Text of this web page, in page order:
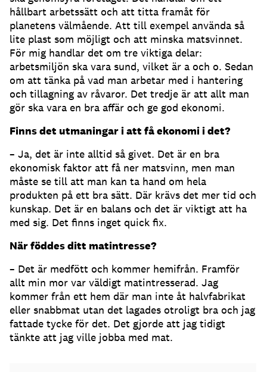
hållbart arbetssätt och att titta framåt för
planetens välmående. Att till exempel använda så
lite plast som möjligt och att minska matsvinnet.
För mig handlar det om tre viktiga delar:
arbetsmiljön ska vara sund, vilket är a och o. Sedan
om att tänka på vad man arbetar med i hantering
och tillagning av råvaror. Det tredje är att allt man
gör ska vara en bra affär och ge god ekonomi.
Finns det utmaningar i att få ekonomi i det?
– Ja, det är inte alltid så givet. Det är en bra
ekonomisk faktor att få ner matsvinn, men man
måste se till att man kan ta hand om hela
produkten på ett bra sätt. Där krävs det mer tid och
kunskap. Det är en balans och det är viktigt att ha
med sig. Det finns inget quick fix.
När föddes ditt matintresse?
– Det är medfött och kommer hemifrån. Framför
allt min mor var väldigt matintresserad. Jag
kommer från ett hem där man inte åt halvfabrikat
eller snabbmat utan det lagades otroligt bra och jag
fattade tycke för det. Det gjorde att jag tidigt
tänkte att jag ville jobba med mat.